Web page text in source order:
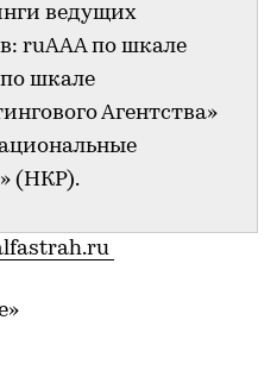
ведущих
ruАAA по шкале
шкале
Агентства»
(НКР).